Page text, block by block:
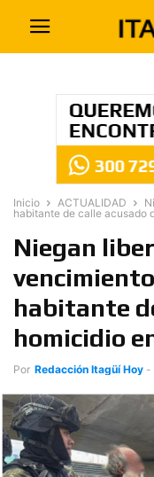
Inicio ACTUALIDAD
habitante de calle acusado
Niegan
habitante
homicidio
Por Redacción Itagüí Hoy -